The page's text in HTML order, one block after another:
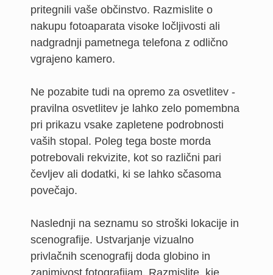
pritegnili vaše občinstvo. Razmislite o
nakupu fotoaparata visoke ločljivosti ali
nadgradnji pametnega telefona z odlično
vgrajeno kamero.
Ne pozabite tudi na opremo za osvetlitev -
pravilna osvetlitev je lahko zelo pomembna
pri prikazu vsake zapletene podrobnosti
vaših stopal. Poleg tega boste morda
potrebovali rekvizite, kot so različni pari
čevljev ali dodatki, ki se lahko sčasoma
povečajo.
Naslednji na seznamu so stroški lokacije in
scenografije. Ustvarjanje vizualno
privlačnih scenografij doda globino in
zanimivost fotografijam. Razmislite, kje